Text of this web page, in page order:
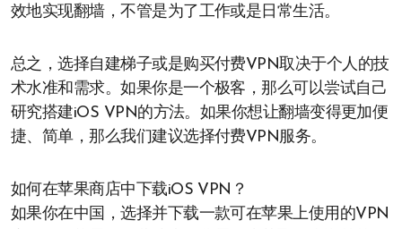
效地实现翻墙，不管是为了工作或是日常生活。
总之，选择自建梯子或是购买付费VPN取决于个人的技
术水准和需求。如果你是一个极客，那么可以尝试自己
研究搭建iOS VPN的方法。如果你想让翻墙变得更加便
捷、简单，那么我们建议选择付费VPN服务。
如何在苹果商店中下载iOS VPN？
如果你在中国，选择并下载一款可在苹果上使用的VPN